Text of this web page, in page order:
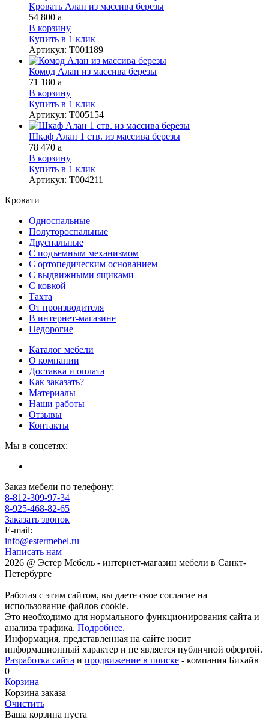
Кровать Алан из массива березы
54 800 a
В корзину
Купить в 1 клик
Артикул: Т001189
Комод Алан из массива березы
71 180 a
В корзину
Купить в 1 клик
Артикул: Т005154
Шкаф Алан 1 ств. из массива березы
78 470 a
В корзину
Купить в 1 клик
Артикул: Т004211
Кровати
Односпальные
Полутороспальные
Двуспальные
С подъемным механизмом
С ортопедическим основанием
С выдвижными ящиками
С ковкой
Тахта
От производителя
В интернет-магазине
Недорогие
Каталог мебели
О компании
Доставка и оплата
Как заказать?
Материалы
Наши работы
Отзывы
Контакты
Мы в соцсетях:
Заказ мебели по телефону:
8-812-309-97-34
8-925-468-82-65
Заказать звонок
E-mail:
info@estermebel.ru
Написать нам
2026 @ Эстер Мебель - интернет-магазин мебели в Санкт-
Петербурге
Работая с этим сайтом, вы даете свое согласие на
использование файлов cookie.
Это необходимо для нормального функционирования сайта и
анализа трафика. Подробнее.
Информация, представленная на сайте носит
информационный характер и не является публичной офертой.
Разработка сайта и продвижение в поиске - компания Бихайв
0
Корзина
Корзина заказа
Очистить
Ваша корзина пуста